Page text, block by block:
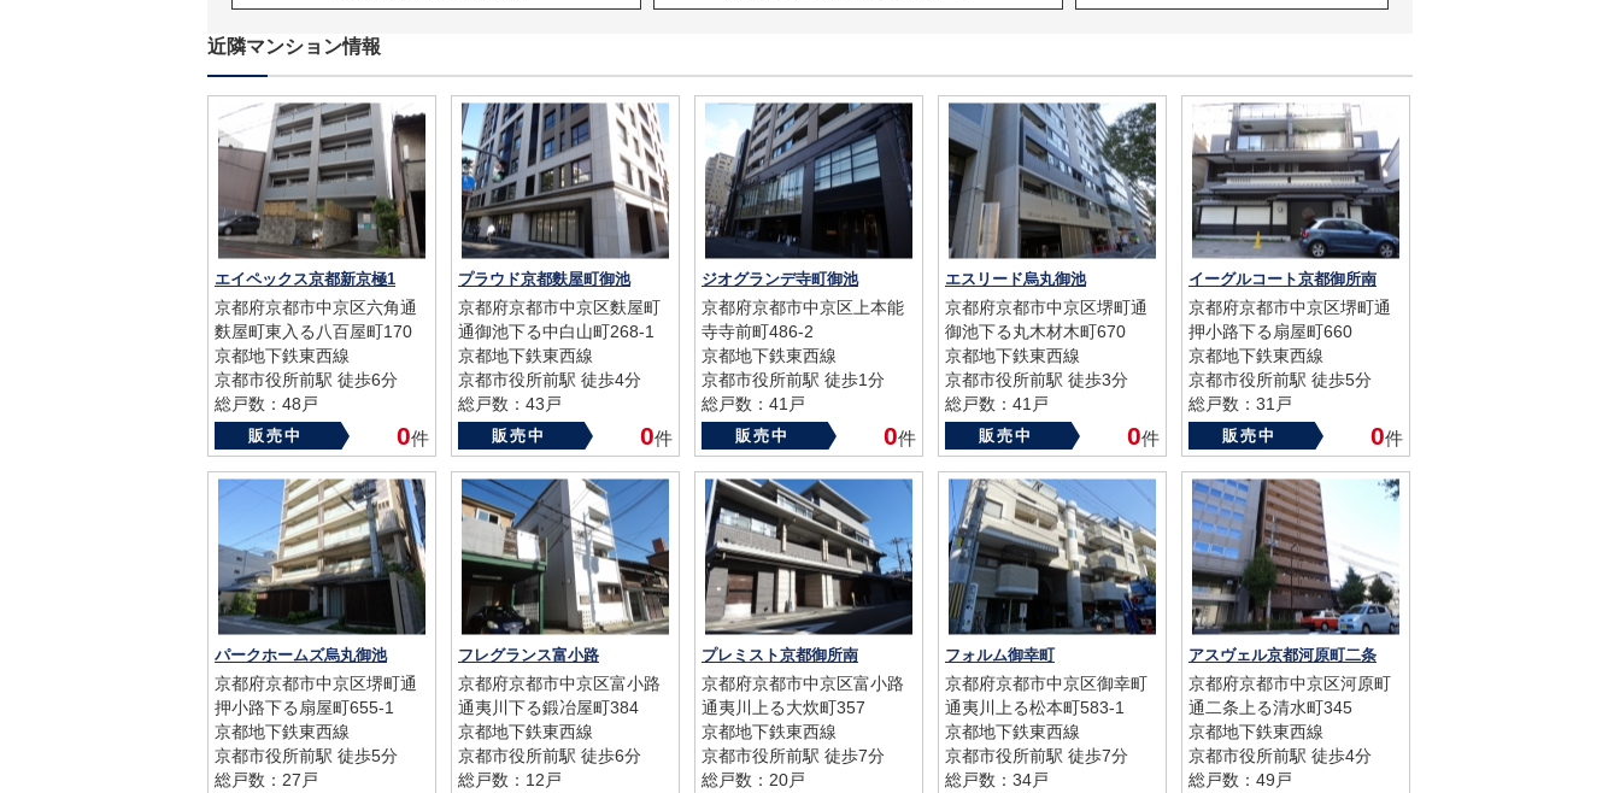
近隣マンション情報
エイペックス京都新京極1
京都府京都市中京区六角通
麩屋町東入る八百屋町170
京都地下鉄東西線
京都市役所前駅 徒歩6分
総戸数：48戸
築年数：2002年
販売中 0件
プラウド京都麩屋町御池
京都府京都市中京区麩屋町
通御池下る中白山町268-1
京都地下鉄東西線
京都市役所前駅 徒歩4分
総戸数：43戸
築年数：2016年
販売中 0件
ジオグランデ寺町御池
京都府京都市中京区上本能
寺寺前町486-2
京都地下鉄東西線
京都市役所前駅 徒歩1分
総戸数：41戸
築年数：2013年
販売中 0件
エスリード烏丸御池
京都府京都市中京区堺町通
御池下る丸木材木町670
京都地下鉄東西線
京都市役所前駅 徒歩3分
総戸数：41戸
築年数：2013年
販売中 0件
イーグルコート京都御所南
京都府京都市中京区堺町通
押小路下る扇屋町660
京都地下鉄東西線
京都市役所前駅 徒歩5分
総戸数：31戸
築年数：2017年
販売中 0件
パークホームズ烏丸御池
京都府京都市中京区堺町通
押小路下る扇屋町655-1
京都地下鉄東西線
京都市役所前駅 徒歩5分
総戸数：27戸
フレグランス富小路
京都府京都市中京区富小路
通夷川下る鍛冶屋町384
京都地下鉄東西線
京都市役所前駅 徒歩6分
総戸数：12戸
プレミスト京都御所南
京都府京都市中京区富小路
通夷川上る大炊町357
京都地下鉄東西線
京都市役所前駅 徒歩7分
総戸数：20戸
フォルム御幸町
京都府京都市中京区御幸町
通夷川上る松本町583-1
京都地下鉄東西線
京都市役所前駅 徒歩7分
総戸数：34戸
アスヴェル京都河原町二条
京都府京都市中京区河原町
通二条上る清水町345
京都地下鉄東西線
京都市役所前駅 徒歩4分
総戸数：49戸